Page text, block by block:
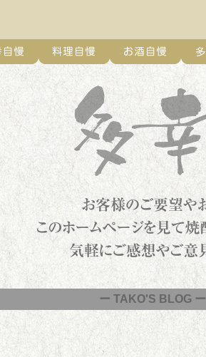
ー TAKO'S BLOG ー